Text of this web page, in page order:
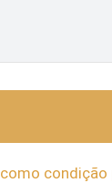
condição